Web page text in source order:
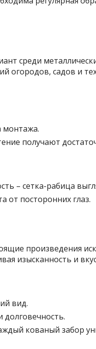
среди
огородов, садов и
монтажа.
получают
– сетка-рабица
от посторонних глаз.
произведения
изысканность и
вид.
долговечность.
кованый забор